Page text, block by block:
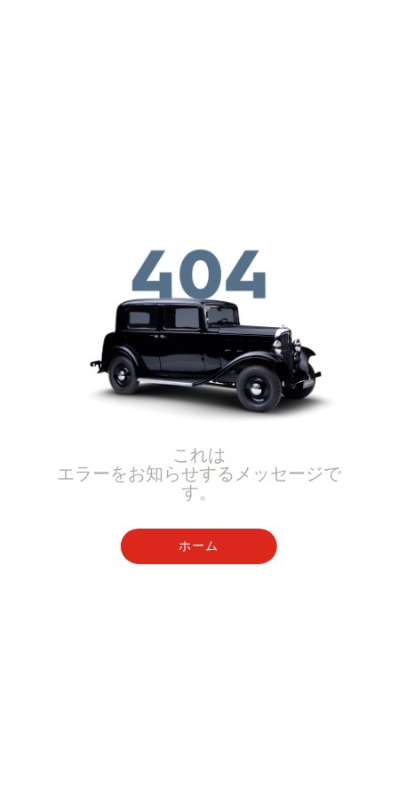
これは
エラーをお知らせするメッセージで
す。
ホーム